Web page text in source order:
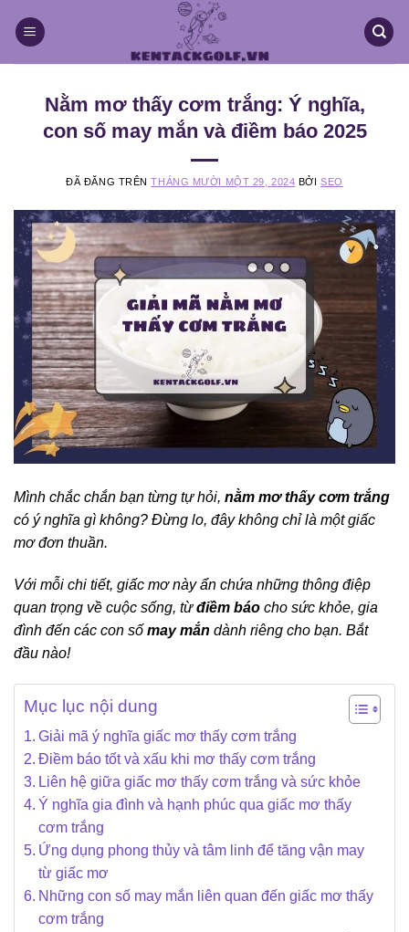
đến
Nằm mơ thấy cơm trắng: Ý nghĩa,
con số may mắn và điềm báo 2025
ĐÃ ĐĂNG TRÊNTHÁNG MƯỜI MỘT 29, 2024 BỞISEO
Mình chắc chắn bạn từng tự hỏi, nằm mơ thấy cơm trắng
có ý nghĩa gì không? Đừng lo, đây không chỉ là một giấc
mơ đơn thuần.
Với mỗi chi tiết, giấc mơ này ẩn chứa những thông điệp
quan trọng về cuộc sống, từđiềm báo cho sức khỏe, gia
đình đến các con số may mắn dành riêng cho bạn. Bắt
đầu nào!
Mục lục nội dung
Giải mã ý nghĩa giấc mơ thấy cơm trắng
Điềm báo tốt và xấu khi mơ thấy cơm trắng
Liên hệ giữa giấc mơ thấy cơm trắng và sức khỏe
Ý nghĩa gia đình và hạnh phúc qua giấc mơ thấy
cơm trắng
Ứng dụng phong thủy và tâm linh để tăng vận may
từ giấc mơ
Những con số may mắn liên quan đến giấc mơ thấy
cơm trắng